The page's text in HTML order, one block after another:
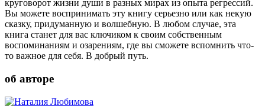
круговорот жизни души в разных мирах из опыта регрессий.
Вы можете воспринимать эту книгу серьезно или как некую
сказку, придуманную и волшебную. В любом случае, эта
книга станет для вас ключиком к своим собственным
воспоминаниям и озарениям, где вы сможете вспомнить что-
то важное для себя. В добрый путь.
об авторе